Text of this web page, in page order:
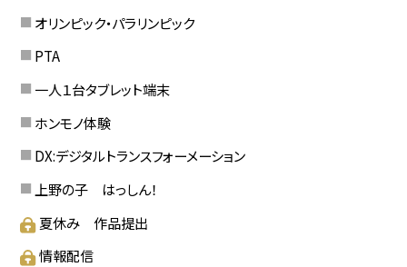
オリンピック・パラリンピック
PTA
一人１台タブレット端末
ホンモノ体験
DX:デジタルトランスフォーメーション
上野の子 はっしん！
夏休み 作品提出
情報配信